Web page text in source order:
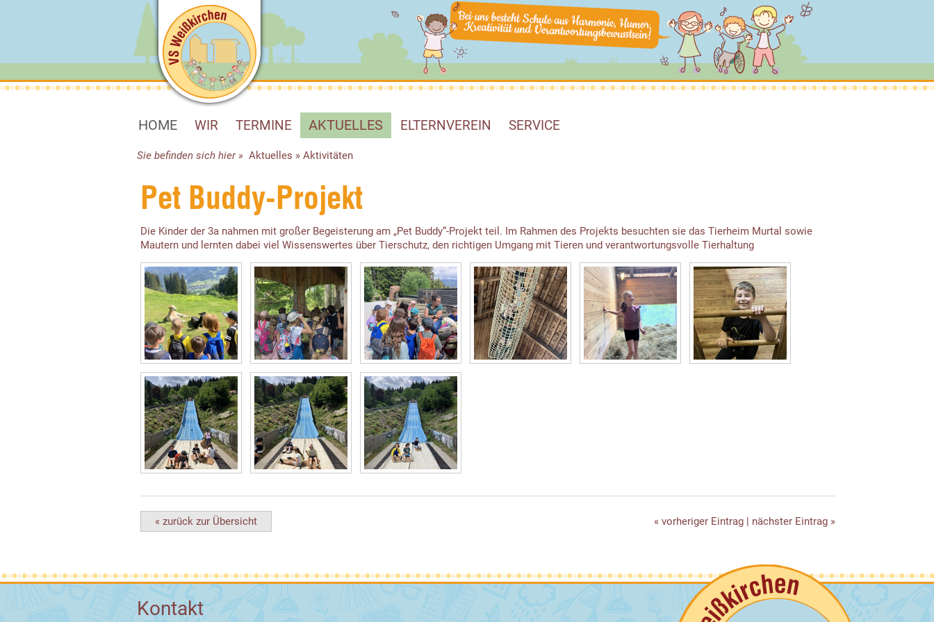
HOME WIR TERMINE AKTUELLES ELTERNVEREIN SERVICE
Sie befinden sich hier » Aktuelles » Aktivitäten
Pet Buddy-Projekt
Die Kinder der 3a nahmen mit großer Begeisterung am „Pet Buddy“-Projekt teil. Im Rahmen des Projekts besuchten sie das Tierheim Murtal sowie
Mautern und lernten dabei viel Wissenswertes über Tierschutz, den richtigen Umgang mit Tieren und verantwortungsvolle Tierhaltung
« zurück zur Übersicht « vorheriger Eintrag | nächster Eintrag »
Kontakt